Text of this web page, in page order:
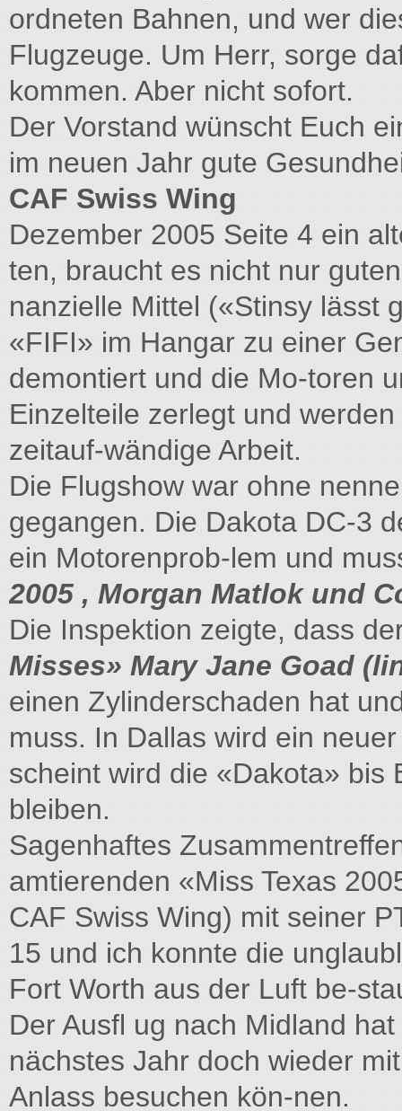
ordneten Bahnen, und wer
Flugzeuge. Um Herr, sorge
kommen. Aber nicht sofort.
Der Vorstand wünscht Euch
im neuen Jahr gute
CAF Swiss Wing
Dezember 2005 Seite 4 ein
ten, braucht es nicht nur
nanzielle Mittel («Stinsy lässt
«FIFI» im Hangar zu einer
demontiert und die Mo-toren
Einzelteile zerlegt und
zeitauf-wändige Arbeit.
Die Flugshow war ohne
gegangen. Die Dakota DC-3
ein Motorenprob-lem und
2005 , Morgan Matlok und
Die Inspektion zeigte, dass
Misses» Mary Jane Goad
einen Zylinderschaden hat
muss. In Dallas wird ein
scheint wird die «Dakota» bis
bleiben.
Sagenhaftes
amtierenden «Miss Texas
CAF Swiss Wing) mit seiner
15 und ich konnte die
Fort Worth aus der Luft be-
Der Ausfl ug nach Midland
nächstes Jahr doch wieder
Anlass besuchen kön-nen.